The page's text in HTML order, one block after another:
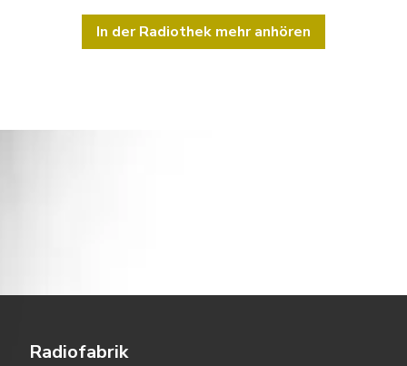
In der Radiothek mehr anhören
Radiofabrik